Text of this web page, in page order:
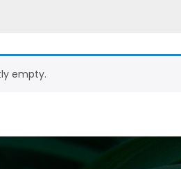
empty.